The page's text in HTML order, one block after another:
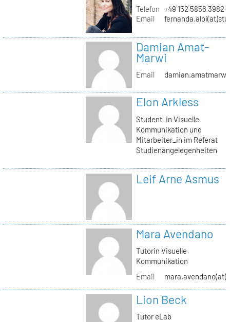
Telefon +49 152 5856 3982
Email
Damian Amat-
Marwi
Email
Elon Arkless
Student_in Visuelle
Kommunikation und
Mitarbeiter_in im Referat
Studienangelegenheiten
Leif Arne Asmus
Mara Avendano
Tutorin Visuelle
Kommunikation
Email
Lion Beck
Tutor eLab